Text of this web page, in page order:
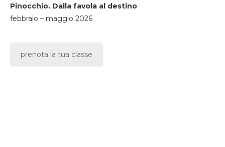
Pinocchio. Dalla favola al destino
febbraio – maggio 2026
prenota la tua classe